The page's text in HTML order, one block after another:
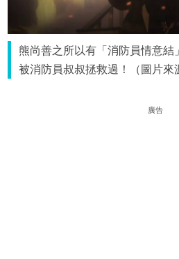
熊尚善之所以有「消防員情意結
被消防員叔叔拯救過！（圖片來
廣告